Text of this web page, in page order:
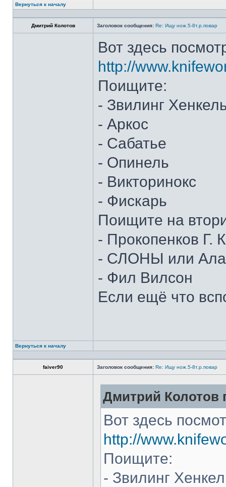
Вернуться к началу
Дмитрий Колотов Заголовок сообщения: Re: Ищу нож.5-8т.р.повар
Вот здесь
http://
Поищите:
- Звилинг
- Аркос
- Сабатье
- Опинель
- Викторинокс
- Фискарь
Поищите на
- Прокопенков Г.
- СЛОНЫ или
- Фил Вилсон
Если ещё что
Вернуться к началу
faiver90 Заголовок сообщения: Re: Ищу нож.5-8т.р.повар
Дмитрий Колотов
Вот здесь
http://
Поищите:
- Звилинг